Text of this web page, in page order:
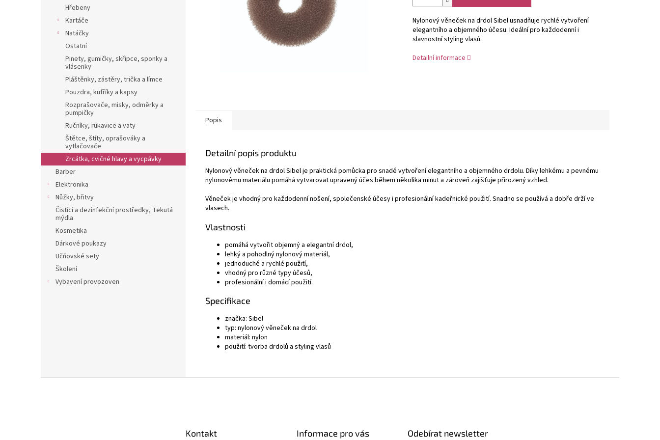
Hřebeny
Kartáče
Natáčky
Ostatní
Pinety, gumičky, skřipce, sponky a
vlásenky
Pláštěnky, zástěry, trička a límce
Pouzdra, kufříky a kapsy
Rozprašovače, misky, odměrky a
pumpičky
Ručníky, rukavice a vaty
Štětce, štíty, oprašováky a
vytlačovače
Zrcátka, cvičné hlavy a vycpávky
Barber
Elektronika
Nůžky, břitvy
Čistící a dezinfekční prostředky, Tekutá
mýdla
Kosmetika
Dárkové poukazy
Učňovské sety
Školení
Vybavení provozoven
Nylonový věneček na drdol Sibel usnadňuje rychlé vytvoření
elegantního a objemného účesu. Ideální pro každodenní i
slavnostní styling vlasů.
Detailní informace
Popis
Detailní popis produktu
Nylonový věneček na drdol Sibel je praktická pomůcka pro snadé vytvoření elegantního a objemného drdolu. Díky lehkému a pevnému
nylonovému materiálu pomáhá vytvarovat upravený účes během několika minut a zároveň zajišťuje přirozený vzhled.
Věneček je vhodný pro každodenní nošení, společenské účesy i profesionální kadeřnické použití. Snadno se používá a dobře drží ve
vlasech.
Vlastnosti
pomáhá vytvořit objemný a elegantní drdol,
lehký a pohodlný nylonový materiál,
jednoduché a rychlé použití,
vhodný pro různé typy účesů,
profesionální i domácí použití.
Specifikace
značka: Sibel
typ: nylonový věneček na drdol
materiál: nylon
použití: tvorba drdolů a styling vlasů
Kontakt Informace pro vás Odebírat newsletter